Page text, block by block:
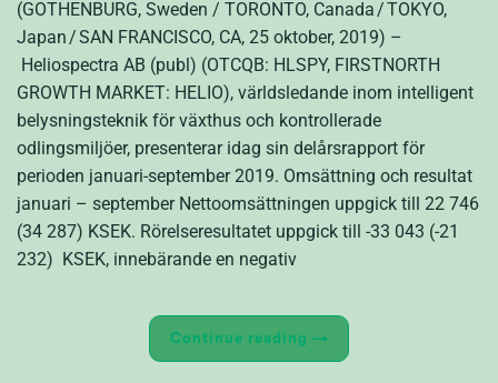
(GOTHENBURG, Sweden / TORONTO, Canada / TOKYO,
Japan / SAN FRANCISCO, CA, 25 oktober, 2019) –
Heliospectra AB (publ) (OTCQB: HLSPY, FIRSTNORTH
GROWTH MARKET: HELIO), världsledande inom intelligent
belysningsteknik för växthus och kontrollerade
odlingsmiljöer, presenterar idag sin delårsrapport för
perioden januari-september 2019. Omsättning och resultat
januari – september Nettoomsättningen uppgick till 22 746
(34 287) KSEK. Rörelseresultatet uppgick till -33 043 (-21
232) KSEK, innebärande en negativ
Continue reading →